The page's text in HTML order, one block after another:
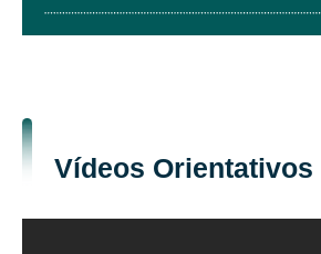
Vídeos Orientativos